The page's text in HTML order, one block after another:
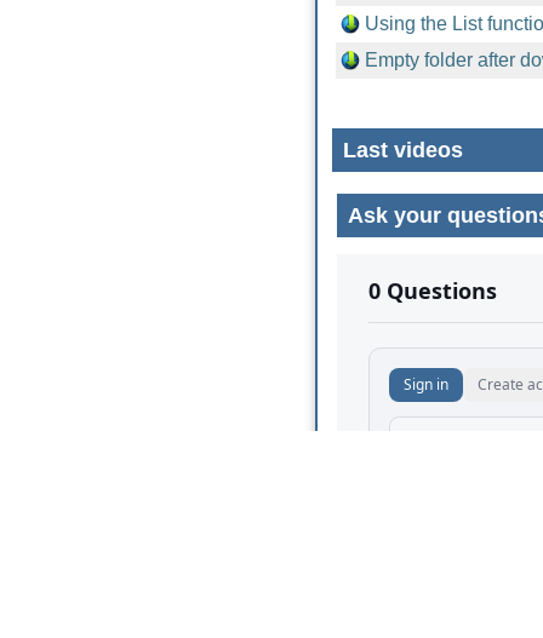
Using the List
Empty folder after
Last videos
Ask your
No comments yet.